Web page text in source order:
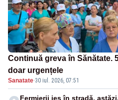
Continuă greva în Sănătate.
doar urgențele
Sanatate·30 iul. 2026, 07:51
Fermierii ies în stradă,